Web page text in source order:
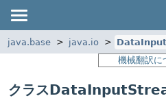
java.base java.io
機械翻訳に
クラス